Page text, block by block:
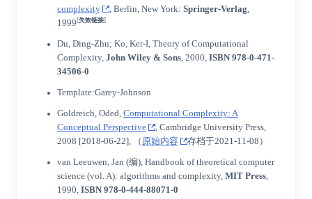
complexity
, Berlin, New York: Springer-Verlag
1999[失效链接]
Du, Ding-Zhu; Ko, Ker-I, Theory of Computational
Complexity, John Wiley & Sons, 2000, ISBN978-0-471-
34506-0
Template:Garey-Johnson
Goldreich, Oded Computational Complexity: A
Conceptual Perspective
, Cambridge University Press,
2008 [2018-06-22], （ 原始内容 存档于2021-11-08）
van Leeuwen, Jan (编), Handbook of theoretical computer
science (vol. A): algorithms and complexity, MIT Press,
1990, ISBN978-0-444-88071-0